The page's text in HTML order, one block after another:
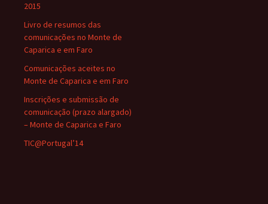
2015
Livro de resumos das
comunicações no Monte de
Caparica e em Faro
Comunicações aceites no
Monte de Caparica e em Faro
Inscrições e submissão de
comunicação (prazo alargado)
– Monte de Caparica e Faro
TIC@Portugal’14